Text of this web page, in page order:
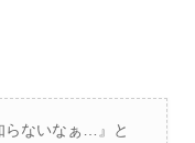
らないなぁ…』と